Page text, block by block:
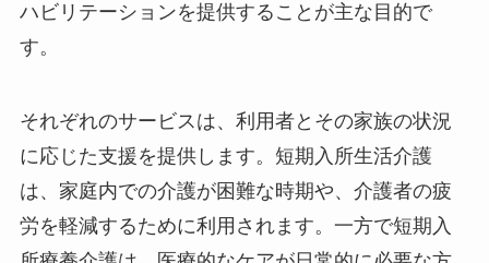
ハビリテーションを提供することが主な目的で
す。
それぞれのサービスは、利用者とその家族の状況
に応じた支援を提供します。短期入所生活介護
は、家庭内での介護が困難な時期や、介護者の疲
労を軽減するために利用されます。一方で短期入